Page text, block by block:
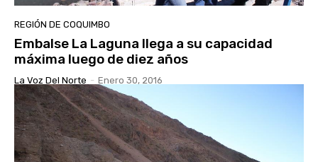
REGIÓN DE COQUIMBO
Embalse La Laguna llega a su capacidad
máxima luego de diez años
La Voz Del Norte - Enero 30, 2016